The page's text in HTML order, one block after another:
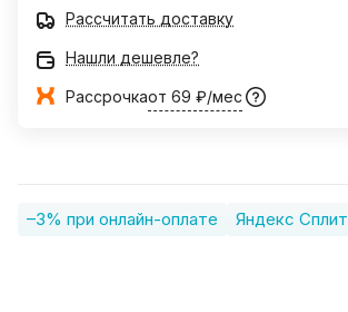
Рассчитать доставку
Нашли дешевле?
Рассрочкаот 69 ₽/мес
–3% при онлайн-оплате Яндекс Сплит